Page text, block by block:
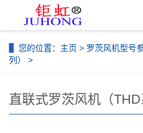
您的位置： 主页 > 罗茨风机型号
列）
>
直联式罗茨风机（THD